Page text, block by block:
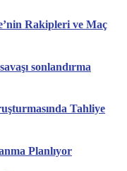
Rakipleri ve Maç
sonlandırma
Tahliye
Planlıyor